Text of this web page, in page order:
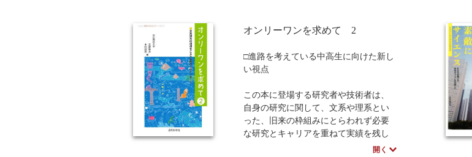
する。
TPの関係についても触れる。
大学・高専教員必読の書！！
オンリーワンを求めて 2
□進路を考えている中高生に向けた新し
い視点
この本に登場する研究者や技術者は、
自身の研究に関して、文系や理系とい
った、旧来の枠組みにとらわれず必要
な研究とキャリアを重ねて実績を残し
開く